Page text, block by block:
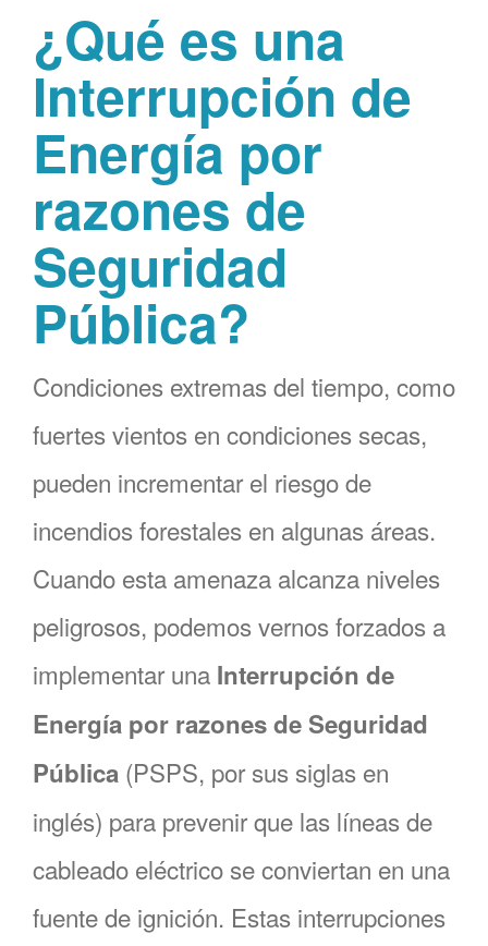
¿Qué es una
Interrupción de
Energía por
razones de
Seguridad
Pública?
Condiciones extremas del tiempo, como
fuertes vientos en condiciones secas,
pueden incrementar el riesgo de
incendios forestales en algunas áreas.
Cuando esta amenaza alcanza niveles
peligrosos, podemos vernos forzados a
implementar una Interrupción de
Energía por razones de Seguridad
Pública (PSPS, por sus siglas en
inglés) para prevenir que las líneas de
cableado eléctrico se conviertan en una
fuente de ignición. Estas interrupciones